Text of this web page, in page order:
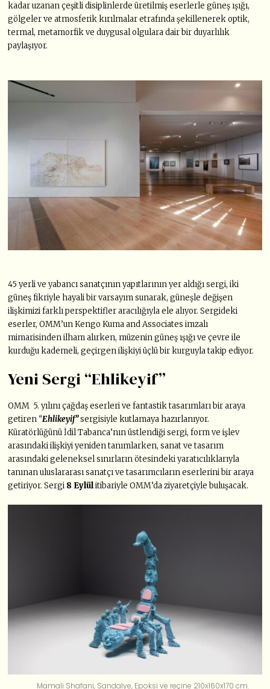
kadar uzanan çeşitli disiplinlerde üretilmiş eserlerle güneş ışığı,
gölgeler ve atmosferik kırılmalar etrafında şekillenerek optik,
termal, metamorfik ve duygusal olgulara dair bir duyarlılık
paylaşıyor.
45 yerli ve yabancı sanatçının yapıtlarının yer aldığı sergi, iki
güneş fikriyle hayali bir varsayım sunarak, güneşle değişen
ilişkimizi farklı perspektifler aracılığıyla ele alıyor. Sergideki
eserler, OMM’un Kengo Kuma and Associates imzalı
mimarisinden ilham alırken, müzenin güneş ışığı ve çevre ile
kurduğu kademeli, geçirgen ilişkiyi üçlü bir kurguyla takip ediyor.
Yeni Sergi “Ehlikeyif”
OMM 5. yılını çağdaş eserleri ve fantastik tasarımları bir araya
getiren “Ehlikeyif”sergisiyle kutlamaya hazırlanıyor.
Küratörlüğünü İdil Tabanca’nın üstlendiği sergi, form ve işlev
arasındaki ilişkiyi yeniden tanımlarken, sanat ve tasarım
arasındaki geleneksel sınırların ötesindeki yaratıcılıklarıyla
tanınan uluslararası sanatçı ve tasarımcıların eserlerini bir araya
getiriyor. Sergi 8 Eylülitibariyle OMM’da ziyaretçiyle buluşacak.
Mamali Shafani, Sandalye, Epoksi ve reçine 210x160x170 cm.